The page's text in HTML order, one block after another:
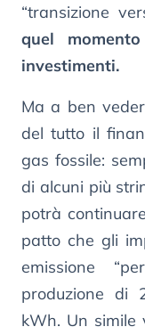
“transizione
quel
investimenti.
Ma a ben
del tutto il
gas fossile:
di alcuni più
potrà
patto che gli
emissione
produzione di
kWh. Un simile